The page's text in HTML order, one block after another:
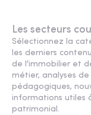
Les secteurs
Sélectionnez la
les derniers
de l'immobilier et
métier, analyses
pédagogiques,
informations utiles
patrimonial.